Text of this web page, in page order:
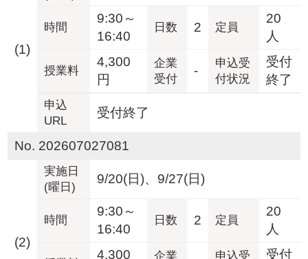
(1)
時間
9:30～
16:40
日数 2 定員
20
人
授業料
4,300
円
企業
受付
-
申込受
付状況
受付
終了
申込
URL
受付終了
No. 202607027081
(2)
実施日
(曜日)
9/20(日)、9/27(日)
時間
9:30～
16:40
日数 2 定員
20
人
4,300
企業
申込受
受付